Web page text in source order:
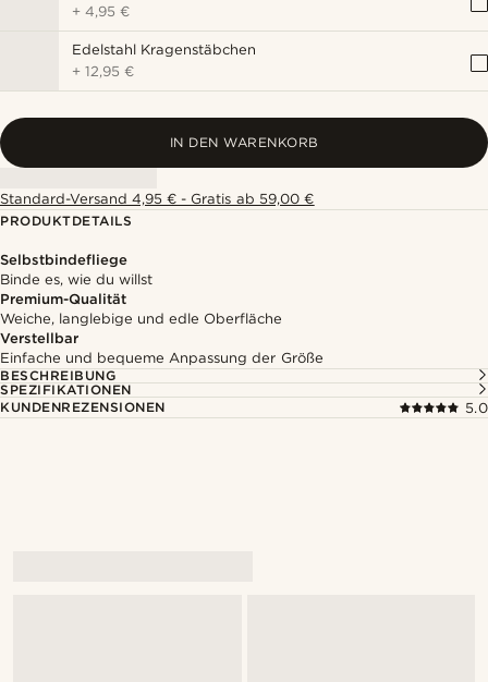
+4,95 €
Edelstahl Kragenstäbchen
+12,95 €
IN DEN WARENKORB
Standard-Versand 4,95 € - Gratis ab 59,00 €
PRODUKTDETAILS
Selbstbindefliege
Binde es, wie du willst
Premium-Qualität
Weiche, langlebige und edle Oberfläche
Verstellbar
Einfache und bequeme Anpassung der Größe
BESCHREIBUNG
SPEZIFIKATIONEN
KUNDENREZENSIONEN
5.0